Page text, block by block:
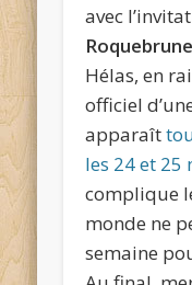
avec
Roquebrune
Hélas, en
officiel
apparaît
les 24 et 25
complique
monde ne
semaine